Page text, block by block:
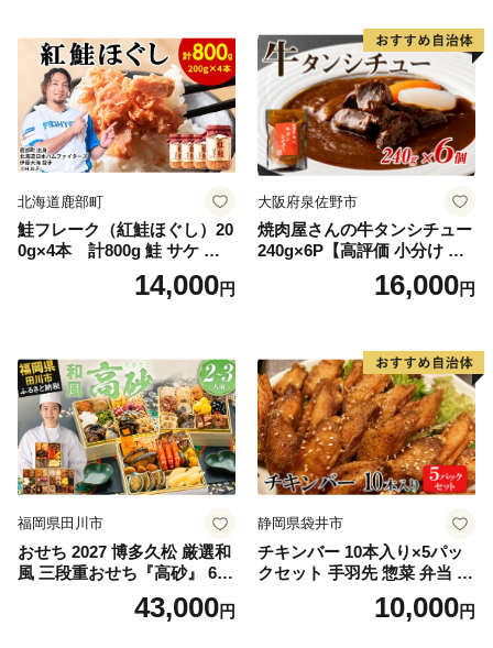
ー ギフト お取り寄せ 日高市
北海道鹿部町
鮭フレーク（紅鮭ほぐし）20
0g×4本 計800g 鮭 サケ 鮭
ほぐし サケフレーク シャケ
フレーク 鮭フレーク14,000円
大阪府泉佐野市
焼肉屋さんの牛タンシチュー
240g×6P【高評価 小分け 惣
菜 牛たん 一人暮らし 冷凍】
16,000円
福岡県田川市
おせち 2027 博多久松 厳選和
風 三段重おせち『高砂』 6.5
寸 3段重 2～3人前 おせち料
理 重箱 お正月 冷凍おせち 縁
43,000円
静岡県袋井市
チキンバー 10本入り×5パッ
クセット 手羽先 惣菜 弁当 お
かず お酒 おつまみ ギフト キ
ャンプ アウトドア キャンプ
10,000円